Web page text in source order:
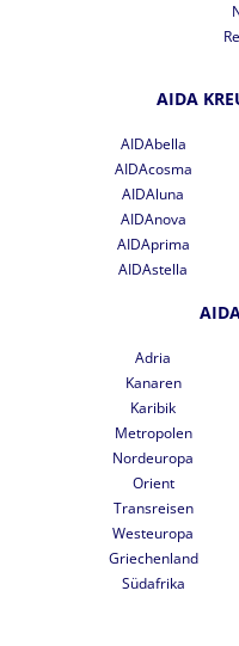
AIDA
AIDAbella
AIDAcosma
AIDAluna
AIDAnova
AIDAprima
AIDAstella
Adria
Kanaren
Karibik
Metropolen
Nordeuropa
Orient
Transreisen
Westeuropa
Griechenland
Südafrika